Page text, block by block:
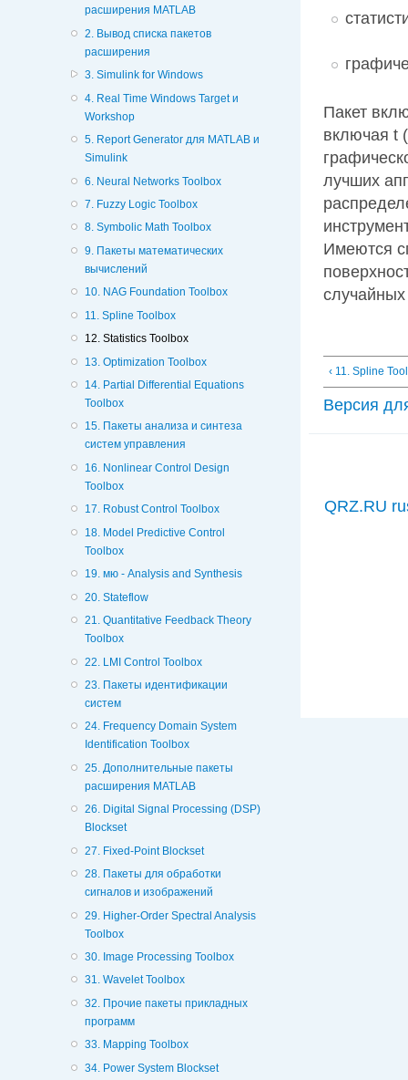
расширения MATLAB
2. Вывод списка пакетов
расширения
3. Simulink for Windows
4. Real Time Windows Target и
Workshop
5. Report Generator для MATLAB и
Simulink
6. Neural Networks Toolbox
7. Fuzzy Logic Toolbox
8. Symbolic Math Toolbox
9. Пакеты математических
вычислений
10. NAG Foundation Toolbox
11. Spline Toolbox
12. Statistics Toolbox
13. Optimization Toolbox
14. Partial Differential Equations
Toolbox
15. Пакеты анализа и синтеза
систем управления
16. Nonlinear Control Design
Toolbox
17. Robust Control Toolbox
18. Model Predictive Control
Toolbox
19. мю - Analysis and Synthesis
20. Stateflow
21. Quantitative Feedback Theory
Toolbox
22. LMI Control Toolbox
23. Пакеты идентификации
систем
24. Frequency Domain System
Identification Toolbox
25. Дополнительные пакеты
расширения MATLAB
26. Digital Signal Processing (DSP)
Blockset
27. Fixed-Point Blockset
28. Пакеты для обработки
сигналов и изображений
29. Higher-Order Spectral Analysis
Toolbox
30. Image Processing Toolbox
31. Wavelet Toolbox
32. Прочие пакеты прикладных
программ
33. Mapping Toolbox
34. Power System Blockset
Пакет
включая t
лучших
Имеются
‹ 11. Spline
Версия
QRZ.RU